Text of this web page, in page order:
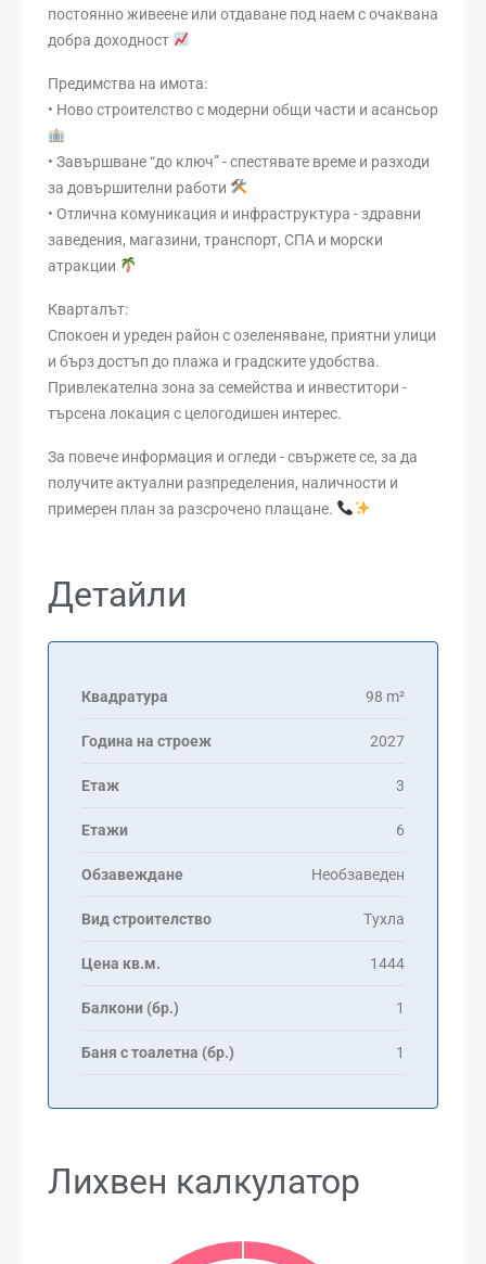
постоянно живеене или отдаване под наем с очаквана
добра доходност
Предимства на имота:
• Ново строителство с модерни общи части и асансьор
• Завършване “до ключ” - спестявате време и разходи
за довършителни работи
• Отлична комуникация и инфраструктура - здравни
заведения, магазини, транспорт, СПА и морски
атракции
Кварталът:
Спокоен и уреден район с озеленяване, приятни улици
и бърз достъп до плажа и градските удобства.
Привлекателна зона за семейства и инвеститори -
търсена локация с целогодишен интерес.
За повече информация и огледи - свържете се, за да
получите актуални разпределения, наличности и
примерен план за разсрочено плащане.
Детайли
Квадратура 98 m²
Година на строеж 2027
Етаж 3
Етажи 6
Обзавеждане Необзаведен
Вид строителство Тухла
Цена кв.м. 1444
Балкони (бр.) 1
Баня с тоалетна (бр.) 1
Лихвен калкулатор